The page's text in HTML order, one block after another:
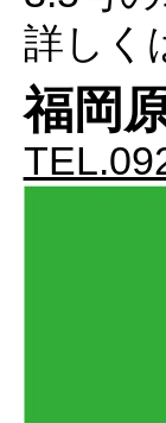
詳しく
福岡